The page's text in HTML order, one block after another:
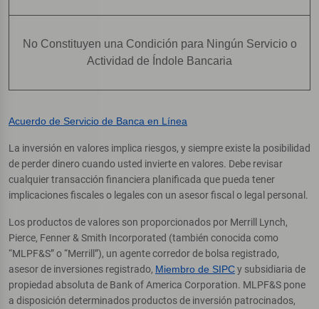
No Constituyen una Condición para Ningún Servicio o
Actividad de Índole Bancaria
Acuerdo de Servicio de Banca en Línea
La inversión en valores implica riesgos, y siempre existe la posibilidad
de perder dinero cuando usted invierte en valores. Debe revisar
cualquier transacción financiera planificada que pueda tener
implicaciones fiscales o legales con un asesor fiscal o legal personal.
Los productos de valores son proporcionados por Merrill Lynch,
Pierce, Fenner & Smith Incorporated (también conocida como
“MLPF&S” o “Merrill”), un agente corredor de bolsa registrado,
asesor de inversiones registrado, Miembro de SIPCy subsidiaria de
propiedad absoluta de Bank of America Corporation. MLPF&S pone
a disposición determinados productos de inversión patrocinados,